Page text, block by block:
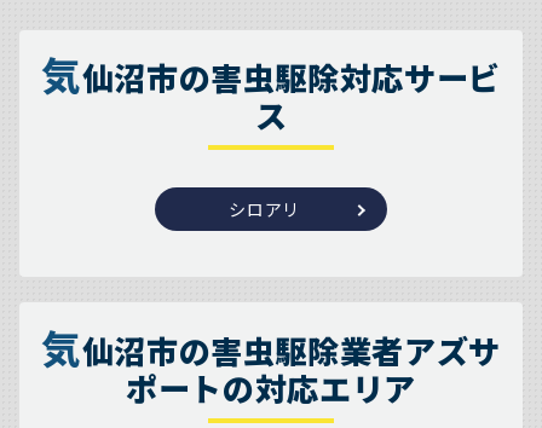
気仙沼市の害虫駆除対応サービ
ス
シロアリ
気仙沼市の害虫駆除業者アズサ
ポートの対応エリア